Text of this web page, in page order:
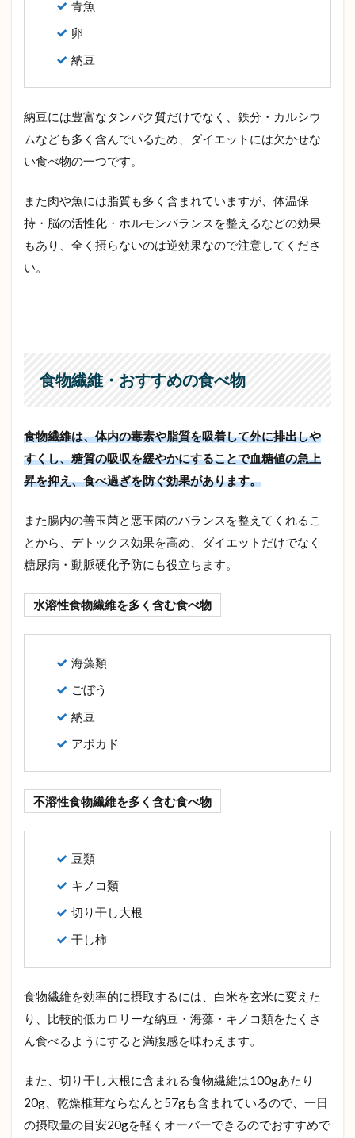
青魚
卵
納豆
納豆には豊富なタンパク質だけでなく、鉄分・カルシウ
ムなども多く含んでいるため、ダイエットには欠かせな
い食べ物の一つです。
また肉や魚には脂質も多く含まれていますが、体温保
持・脳の活性化・ホルモンバランスを整えるなどの効果
もあり、全く摂らないのは逆効果なので注意してくださ
い。
食物繊維・おすすめの食べ物
食物繊維は、体内の毒素や脂質を吸着して外に排出しや
すくし、糖質の吸収を緩やかにすることで血糖値の急上
昇を抑え、食べ過ぎを防ぐ効果があります。
また腸内の善玉菌と悪玉菌のバランスを整えてくれるこ
とから、デトックス効果を高め、ダイエットだけでなく
糖尿病・動脈硬化予防にも役立ちます。
水溶性食物繊維を多く含む食べ物
海藻類
ごぼう
納豆
アボカド
不溶性食物繊維を多く含む食べ物
豆類
キノコ類
切り干し大根
干し柿
食物繊維を効率的に摂取するには、白米を玄米に変えた
り、比較的低カロリーな納豆・海藻・キノコ類をたくさ
ん食べるようにすると満腹感を味わえます。
また、切り干し大根に含まれる食物繊維は100gあたり
20g、乾燥椎茸ならなんと57gも含まれているので、一日
の摂取量の目安20gを軽くオーバーできるのでおすすめで